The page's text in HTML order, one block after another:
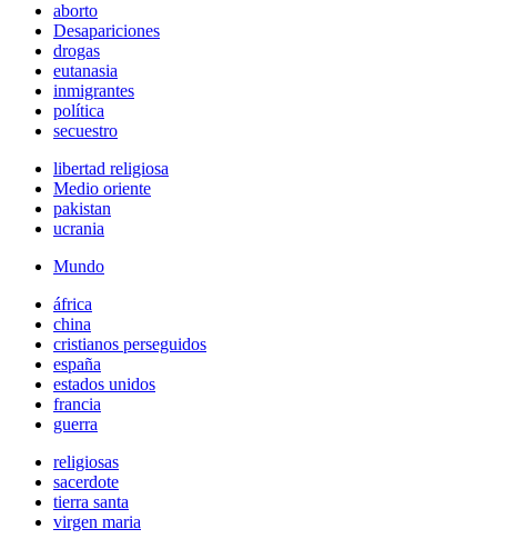
aborto
Desapariciones
drogas
eutanasia
inmigrantes
política
secuestro
libertad religiosa
Medio oriente
pakistan
ucrania
Mundo
áfrica
china
cristianos perseguidos
españa
estados unidos
francia
guerra
religiosas
sacerdote
tierra santa
virgen maria